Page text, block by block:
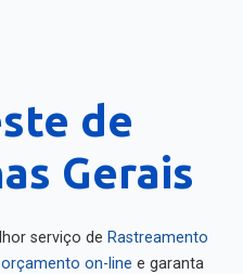
de
Gerais
serviço de Rastreamento
orçamento on-line e garanta